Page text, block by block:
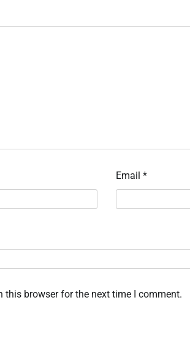
Email *
this browser for the next time I comment.